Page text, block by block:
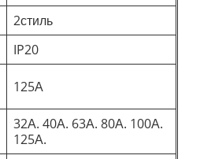
2стиль
IP20
125А
32А. 40А. 63А. 80А. 100А.
125А.